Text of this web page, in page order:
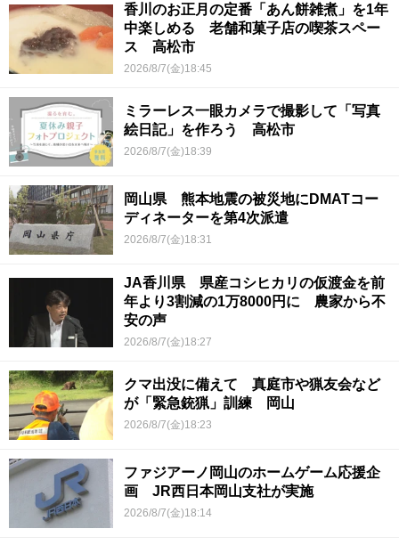
香川のお正月の定番「あん餅雑煮」を1年
中楽しめる 老舗和菓子店の喫茶スペー
ス 高松市
2026/8/7(金)18:45
ミラーレス一眼カメラで撮影して「写真
絵日記」を作ろう 高松市
2026/8/7(金)18:39
岡山県 熊本地震の被災地にDMATコー
ディネーターを第4次派遣
2026/8/7(金)18:31
JA香川県 県産コシヒカリの仮渡金を前
年より3割減の1万8000円に 農家から不
安の声
2026/8/7(金)18:27
クマ出没に備えて 真庭市や猟友会など
が「緊急銃猟」訓練 岡山
2026/8/7(金)18:23
ファジアーノ岡山のホームゲーム応援企
画 JR西日本岡山支社が実施
2026/8/7(金)18:14